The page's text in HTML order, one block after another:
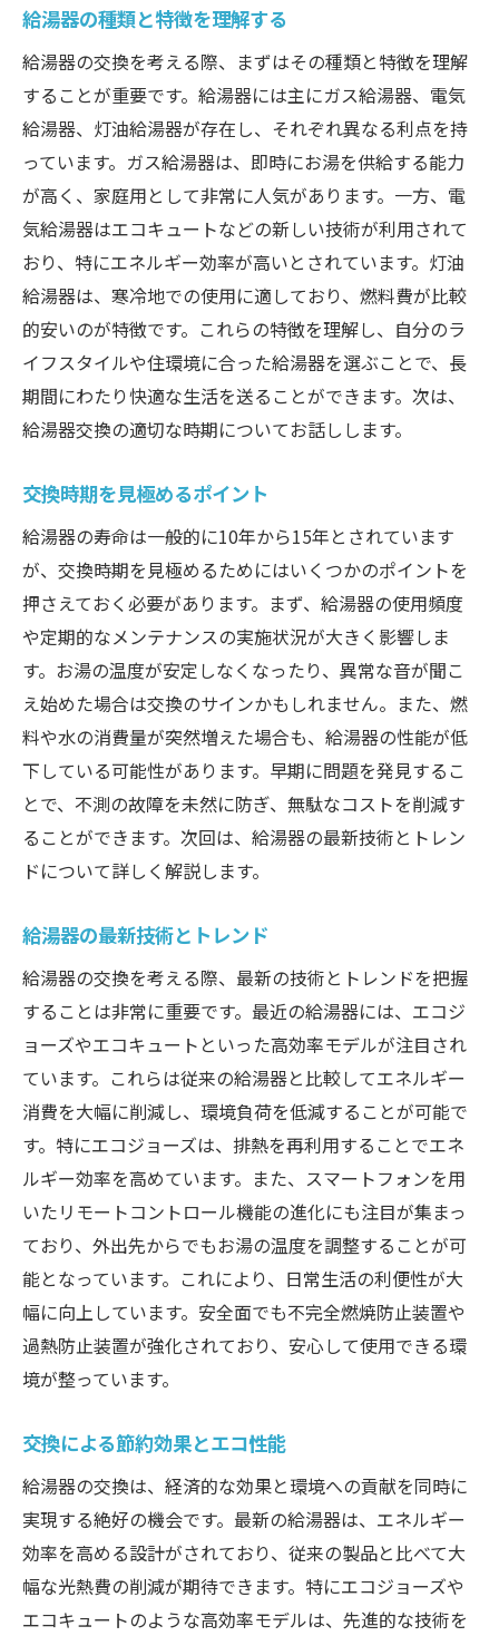
家庭に最適な給湯能力の見つけ方
メーカー別の特徴と選び方
安全性と信頼性を確認する方法
購入前にチェックしたい保証内容
コストパフォーマンスを考慮した選定
失敗しない給湯器交換のための設置業者の選び
方
信頼できる業者を見極めるコツ
見積もり比較で確認すべきポイント
口コミやレビューのチェック方法
業者選びで重視したいアフターサポート
資格と経験を持つプロフェッショナルの選
価格以外に考慮すべきサービス内容
給湯器交換の前に必ず確認したい配管と設置場
所
配管の状態を事前にチェックする重要性
設置場所の適正条件を確認する
配管改修の必要性とその判断基準
設置場所の安全性を確保する方法
外部環境の影響を考慮した設置計画
古い配管の処理と新配管への切り替え
安心して給湯器交換を依頼するためのプロの選
び方
過去の施工実績を参考にする方法
コミュニケーション力の重要性
保証制度の充実度を確認する
施工後のトラブル対応の評価方法
カスタマーサービスの質を見極める
スムーズに進める給湯器交換の準備と注意点
交換前の準備に必要な工具と資材
交換作業の安全対策と注意事項
家族への作業予定と影響の説明
交換中に考慮すべきライフスタイルへの影
響
事前に確認しておくべき法規制
スケジュール管理と作業の円滑化
給湯器交換後に必ず行うべき試運転と確認事項
正常稼働を確認するためのチェックリスト
異常が発生した際の対処法
使用開始後の注意点と最初のメンテナンス
エネルギー効率の確認と最適化
給湯器の種類と特徴を理解する
給湯器の交換を考える際、まずはその種類と特徴を理解
することが重要です。給湯器には主にガス給湯器、電気
給湯器、灯油給湯器が存在し、それぞれ異なる利点を持
っています。ガス給湯器は、即時にお湯を供給する能力
が高く、家庭用として非常に人気があります。一方、電
気給湯器はエコキュートなどの新しい技術が利用されて
おり、特にエネルギー効率が高いとされています。灯油
給湯器は、寒冷地での使用に適しており、燃料費が比較
的安いのが特徴です。これらの特徴を理解し、自分のラ
イフスタイルや住環境に合った給湯器を選ぶことで、長
期間にわたり快適な生活を送ることができます。次は、
給湯器交換の適切な時期についてお話しします。
交換時期を見極めるポイント
給湯器の寿命は一般的に10年から15年とされています
が、交換時期を見極めるためにはいくつかのポイントを
押さえておく必要があります。まず、給湯器の使用頻度
や定期的なメンテナンスの実施状況が大きく影響しま
す。お湯の温度が安定しなくなったり、異常な音が聞こ
え始めた場合は交換のサインかもしれません。また、燃
料や水の消費量が突然増えた場合も、給湯器の性能が低
下している可能性があります。早期に問題を発見するこ
とで、不測の故障を未然に防ぎ、無駄なコストを削減す
ることができます。次回は、給湯器の最新技術とトレン
ドについて詳しく解説します。
給湯器の最新技術とトレンド
給湯器の交換を考える際、最新の技術とトレンドを把握
することは非常に重要です。最近の給湯器には、エコジ
ョーズやエコキュートといった高効率モデルが注目され
ています。これらは従来の給湯器と比較してエネルギー
消費を大幅に削減し、環境負荷を低減することが可能で
す。特にエコジョーズは、排熱を再利用することでエネ
ルギー効率を高めています。また、スマートフォンを用
いたリモートコントロール機能の進化にも注目が集まっ
ており、外出先からでもお湯の温度を調整することが可
能となっています。これにより、日常生活の利便性が大
幅に向上しています。安全面でも不完全燃焼防止装置や
過熱防止装置が強化されており、安心して使用できる環
境が整っています。
交換による節約効果とエコ性能
給湯器の交換は、経済的な効果と環境への貢献を同時に
実現する絶好の機会です。最新の給湯器は、エネルギー
効率を高める設計がされており、従来の製品と比べて大
幅な光熱費の削減が期待できます。特にエコジョーズや
エコキュートのような高効率モデルは、先進的な技術を